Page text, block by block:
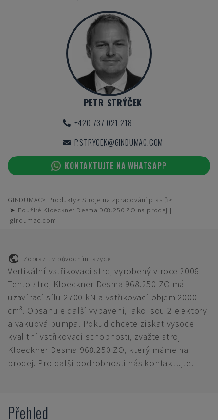
PETR STRÝČEK
+420 737 021 218
P.STRYCEK@GINDUMAC.COM
KONTAKTUJTE NA WHATSAPP
GINDUMAC Produkty
Stroje na zpracování plastů
➤ Použité Kloeckner Desma 968.250 ZO na prodej |
gindumac.com
Zobrazit v původním jazyce
Vertikální vstřikovací stroj vyrobený v roce 2006.
Tento stroj Kloeckner Desma 968.250 ZO má
uzavírací sílu 2700 kN a vstřikovací objem 2000
cm³. Obsahuje další vybavení, jako jsou 2 ejektory
a vakuová pumpa. Pokud chcete získat vysoce
kvalitní vstřikovací schopnosti, zvažte stroj
Kloeckner Desma 968.250 ZO, který máme na
prodej. Pro další podrobnosti nás kontaktujte.
Přehled